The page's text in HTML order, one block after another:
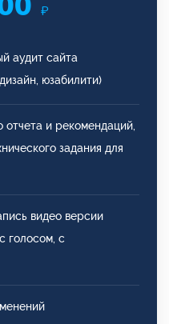
₽
аудит сайта
юзабилити)
и рекомендаций,
задания для
видео версии
голосом, с